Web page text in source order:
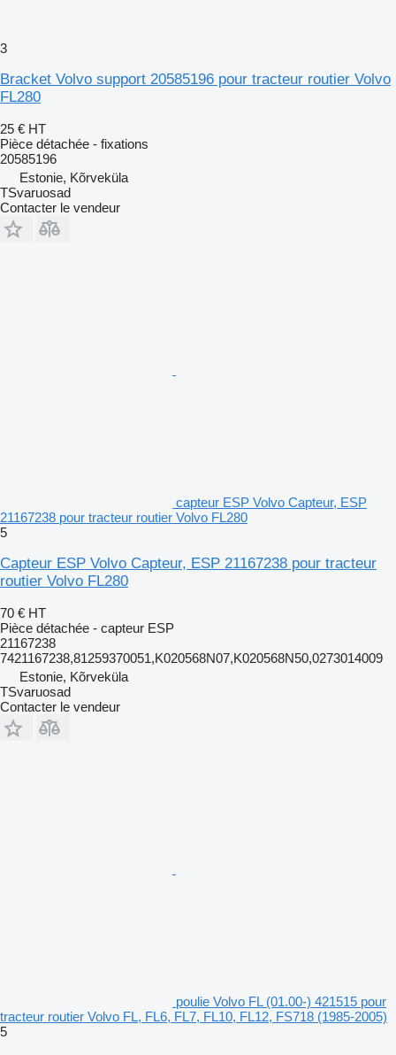
3
Bracket Volvo support 20585196 pour tracteur routier Volvo
FL280
25 € HT
Pièce détachée - fixations
20585196
Estonie, Kõrveküla
TSvaruosad
Contacter le vendeur
capteur ESP Volvo Capteur, ESP
21167238 pour tracteur routier Volvo FL280
5
Capteur ESP Volvo Capteur, ESP 21167238 pour tracteur
routier Volvo FL280
70 € HT
Pièce détachée - capteur ESP
21167238
7421167238,81259370051,K020568N07,K020568N50,0273014009
Estonie, Kõrveküla
TSvaruosad
Contacter le vendeur
poulie Volvo FL (01.00-) 421515 pour
tracteur routier Volvo FL, FL6, FL7, FL10, FL12, FS718 (1985-2005)
5